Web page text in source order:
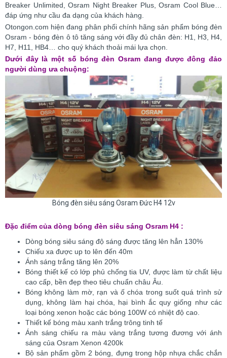
Breaker Unlimited, Osram Night Breaker Plus, Osram Cool Blue…
đáp ứng như cầu đa dạng của khách hàng.
Otongon.com hiện đang phân phối chính hãng sản phẩm bóng đèn
Osram - bóng đèn ô tô tăng sáng với đầy đủ chân đèn: H1, H3, H4,
H7, H11, HB4… cho quý khách thoải mái lựa chọn.
Dưới đây là một số bóng đèn Osram đang được đông đảo
người dùng ưa chuộng:
Bóng đèn siêu sáng Osram Đức H4 12v
Đặc điểm của dòng bóng đèn siêu sáng Osram H4 :
Dòng bóng siêu sáng độ sáng được tăng lên hẳn 130%
Chiếu xa được up to lên đến 40m
Ánh sáng trắng tăng lên 20%
Bóng thiết kế có lớp phủ chống tia UV, được làm từ chất liệu
cao cấp, bền đẹp theo tiêu chuẩn châu Âu.
Bóng không làm mờ, rạn và ố chóa trong suốt quá trình sử
dụng, không làm hại chóa, hại bình ắc quy giống như các
loại bóng xenon hoặc các bóng 100W có nhiệt độ cao.
Thiết kế bóng màu xanh trắng trông tinh tế
Ánh sáng chiếu ra màu vàng trắng tương đương với ánh
sáng của Osram Xenon 4200k
Bộ sản phẩm gồm 2 bóng, đựng trong hộp nhựa chắc chắn